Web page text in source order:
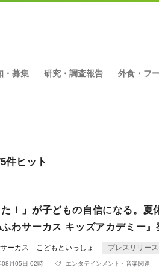
・募集 研究・調査報告 外食・フ
件ヒット
た！」が子どもの自信になる。
ふわサーカス キッズアカデミー
ーカス こどもといっしょ プレスリリース
08月05日 02時 エンタテインメント・音楽関連